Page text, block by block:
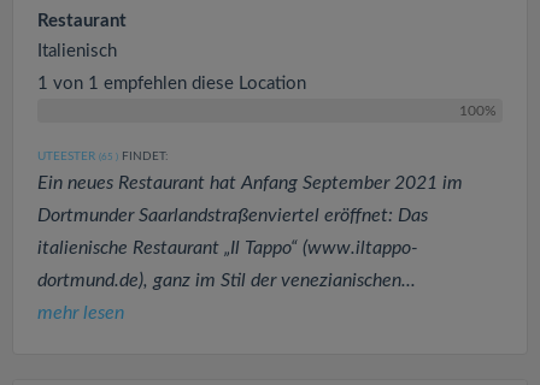
Restaurant
Italienisch
1 von 1 empfehlen diese Location
100%
UTEESTER (65 ) FINDET:
Ein neues Restaurant hat Anfang September 2021 im
Dortmunder Saarlandstraßenviertel eröffnet: Das
italienische Restaurant „Il Tappo“ (www.iltappo-
dortmund.de), ganz im Stil der venezianischen...
mehr lesen